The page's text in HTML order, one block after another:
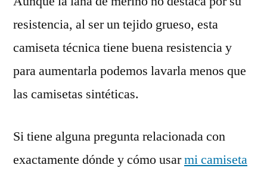
resistencia, al ser un tejido grueso, esta
camiseta técnica tiene buena resistencia y
para aumentarla podemos lavarla menos que
las camisetas sintéticas.
Si tiene alguna pregunta relacionada con
exactamente dónde y cómo usarmi camiseta